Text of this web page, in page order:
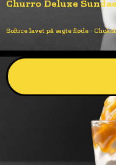
Churro Deluxe
Softice lavet på ægte fløde ·